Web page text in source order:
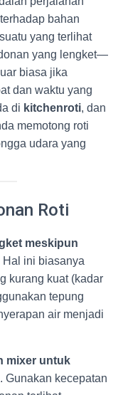
bahan
yang terlihat
yang lengket—
biasa jika
dan waktu yang
di kitchenroti, dan
memotong roti
udara yang
Roti
meskipun
Hal ini biasanya
kurang kuat (kadar
tepung
air menjadi
mixer untuk
Gunakan kecepatan